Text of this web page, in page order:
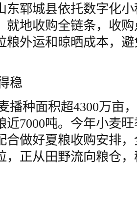
东郓城县依托数字化
就地收购全链条，收
粮外运和晾晒成本，
稳
播种面积超4300万亩
近7000吨。今年小麦
合做好夏粮收购安排
，正从田野流向粮仓